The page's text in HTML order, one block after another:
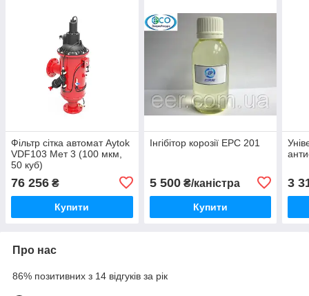
Фільтр сітка автомат Aytok
VDF103 Мет 3 (100 мкм,
50 куб)
76 256 ₴
Купити
Інгібітор корозії ЕРС 201
5 500₴/каністра
Купити
3
Про нас
86% позитивних з 14 відгуків за рік